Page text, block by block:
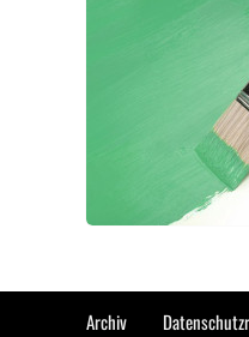
Archiv